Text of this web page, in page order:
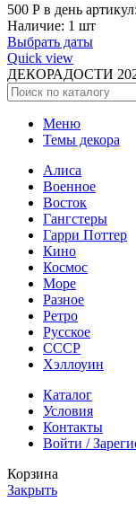
500 Р в день
Наличие: 1 шт
Выбрать даты
Quick view
ДЕКОРАДОСТИ
Меню
Темы декора
Алиса
Военное
Восток
Гангстеры
Гарри Поттер
Кино
Космос
Море
Разное
Ретро
Русское
СССР
Хэллоуин
Каталог
Условия
Контакты
Войти /
Корзина
Закрыть